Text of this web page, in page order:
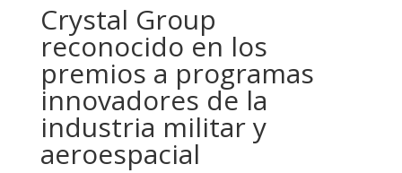
Crystal Group
reconocido en los
premios a programas
innovadores de la
industria militar y
aeroespacial